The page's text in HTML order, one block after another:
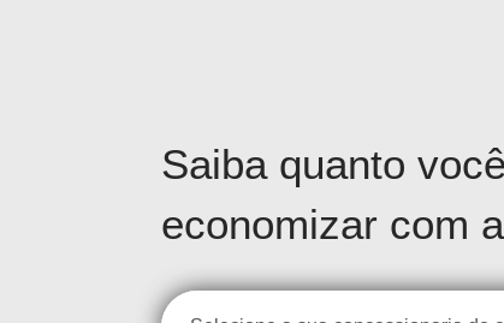
Simulador
Saiba quanto
economizar com a